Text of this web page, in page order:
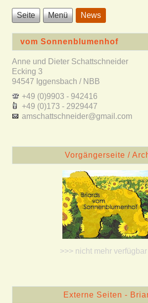
Seite Menü News
vom Sonnenblumenhof
Anne und Dieter Schattschneider
Ecking 3
94547 Iggensbach / NBB
+49 (0)9903 - 942416
+49 (0)173 - 2929447
amschattschneider@gmail.com
Vorgängerseite /
>>> nicht mehr verfügbar
Externe Seiten -